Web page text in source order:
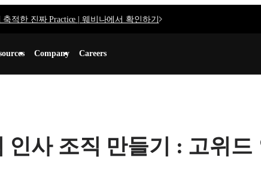
적한 진짜 Practice | 웨비나에서 확인하기
Company Careers
인사 조직 만들기 : 고위드